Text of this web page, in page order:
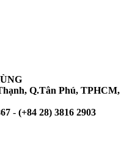
Q.Tân Phú, TPHCM,
- (+84 28) 3816 2903